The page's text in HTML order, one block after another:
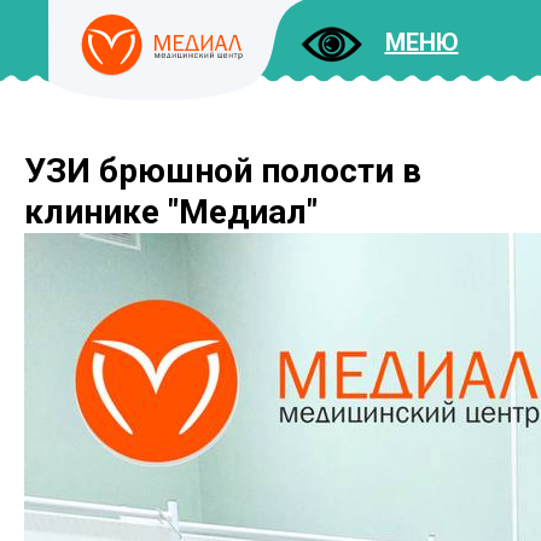
МЕНЮ
ДОКУМЕНТЫ
УЗИ брюшной полости в
клинике "Медиал"